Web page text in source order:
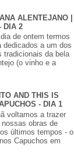
ALENTEJANO |
DIA 2
de ontem termos
dedicados a um dos
tradicionais da bela
(o vinho e a
AND THIS IS
- DIA 1
voltamos a trazer
obras de
últimos tempos - o
Capuchos em